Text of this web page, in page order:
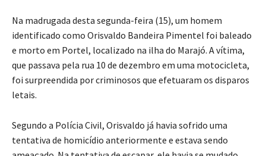
Na madrugada desta segunda-feira (15), um homem
identificado como Orisvaldo Bandeira Pimentel foi baleado
e morto em Portel, localizado na ilha do Marajó. A vítima,
que passava pela rua 10 de dezembro em uma motocicleta,
foi surpreendida por criminosos que efetuaram os disparos
letais.
Segundo a Polícia Civil, Orisvaldo já havia sofrido uma
tentativa de homicídio anteriormente e estava sendo